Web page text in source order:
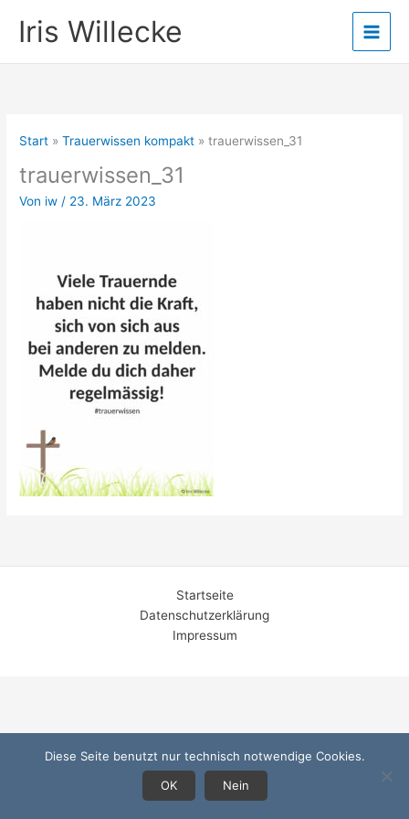
InhaltIris Willecke
Start Trauerwissen kompakt trauerwissen_31
trauerwissen_31
Von iw / 23. März 2023
Startseite
Datenschutzerklärung
Impressum
Diese Seite benutzt nur technisch notwendige Cookies.
OK
Nein